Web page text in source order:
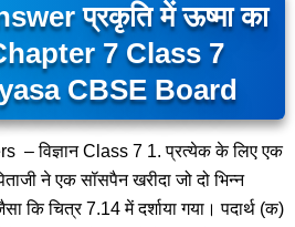
प्रकृति में ऊष्मा का
7 Class 7
CBSE Board
– विज्ञान Class 7 1. प्रत्येक के लिए एक
ने एक सॉसपैन खरीदा जो दो भिन्न
कि चित्र 7.14 में दर्शाया गया। पदार्थ (क)